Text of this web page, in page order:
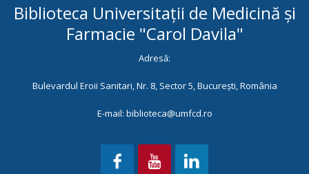
Biblioteca Universitații de Medicină și
Farmacie "Carol Davila"
Adresă:
Bulevardul Eroii Sanitari, Nr. 8, Sector 5, București, România
E-mail: biblioteca@umfcd.ro